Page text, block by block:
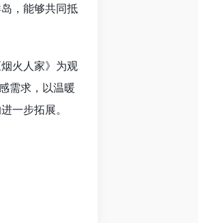
，能够共同抵
火人家》为观
需求，以温暖
一步拓展。